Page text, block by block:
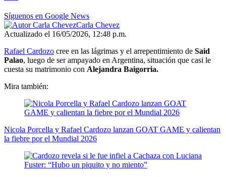
40
seconds
Síguenos en Google News
Carla Chevez
Actualizado el 16/05/2026, 12:48 p.m.
Rafael Cardozo cree en las lágrimas y el arrepentimiento de Said
Palao, luego de ser ampayado en Argentina, situación que casi le
cuesta su matrimonio con Alejandra Baigorria.
Mira también:
Nicola Porcella y Rafael Cardozo lanzan GOAT GAME y calientan
la fiebre por el Mundial 2026